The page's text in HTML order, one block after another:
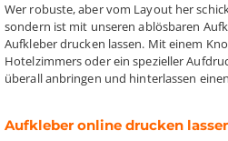
Wer robuste, aber vom Layout her
sondern ist mit unseren ablösbaren
Aufkleber drucken lassen. Mit einem
Hotelzimmers oder ein spezieller
überall anbringen und hinterlassen
Aufkleber online drucken